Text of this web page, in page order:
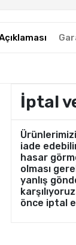
İptal
iade
hasar
olması
yanlış
önce iptal